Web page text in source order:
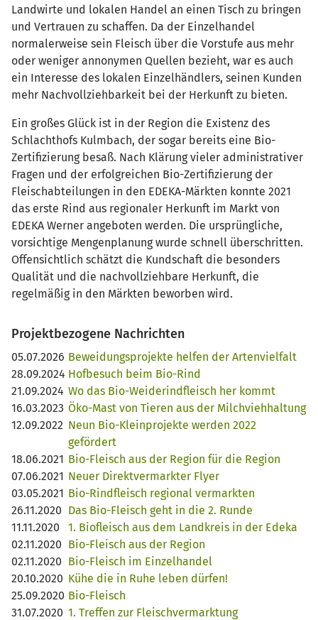
Landwirte und lokalen Handel an einen Tisch zu bringen
und Vertrauen zu schaffen. Da der Einzelhandel
normalerweise sein Fleisch über die Vorstufe aus mehr
oder weniger annonymen Quellen bezieht, war es auch
ein Interesse des lokalen Einzelhändlers, seinen Kunden
mehr Nachvollziehbarkeit bei der Herkunft zu bieten.
Ein großes Glück ist in der Region die Existenz des
Schlachthofs Kulmbach, der sogar bereits eine Bio-
Zertifizierung besaß. Nach Klärung vieler administrativer
Fragen und der erfolgreichen Bio-Zertifizierung der
Fleischabteilungen in den EDEKA-Märkten konnte 2021
das erste Rind aus regionaler Herkunft im Markt von
EDEKA Werner angeboten werden. Die ursprüngliche,
vorsichtige Mengenplanung wurde schnell überschritten.
Offensichtlich schätzt die Kundschaft die besonders
Qualität und die nachvollziehbare Herkunft, die
regelmäßig in den Märkten beworben wird.
Projektbezogene Nachrichten
05.07.2026 Beweidungsprojekte helfen der Artenvielfalt
28.09.2024 Hofbesuch beim Bio-Rind
21.09.2024 Wo das Bio-Weiderindfleisch her kommt
16.03.2023 Öko-Mast von Tieren aus der Milchviehhaltung
12.09.2022 Neun Bio-Kleinprojekte werden 2022
gefördert
18.06.2021 Bio-Fleisch aus der Region für die Region
07.06.2021 Neuer Direktvermarkter Flyer
03.05.2021 Bio-Rindfleisch regional vermarkten
26.11.2020 Das Bio-Fleisch geht in die 2. Runde
11.11.2020
1. Biofleisch aus dem Landkreis in der Edeka
02.11.2020 Bio-Fleisch aus der Region
02.11.2020 Bio-Fleisch im Einzelhandel
20.10.2020 Kühe die in Ruhe leben dürfen!
25.09.2020 Bio-Fleisch
31.07.2020 1. Treffen zur Fleischvermarktung